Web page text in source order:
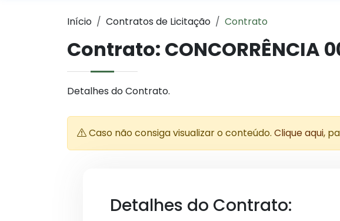
Início Contratos de Licitação Contrato
Contrato: CONCORRÊNCIA
Detalhes do Contrato.
Caso não consiga visualizar o conteúdo. Clique aqui,
Detalhes do Contrato: